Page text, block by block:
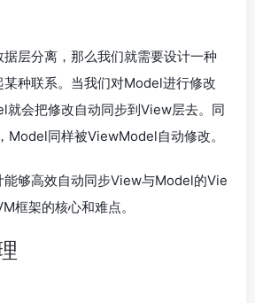
层分离，那么我们就需要设计一种
种联系。当我们对Model进行修改
就会把修改自动同步到View层去。同
Model同样被ViewModel自动修改。
能够高效自动同步View与Model的Vie
框架的核心和难点。